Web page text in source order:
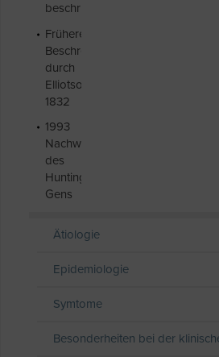
beschrieb
Frühere
Beschreibungen
durch
Elliotson
1832
1993
Nachweis
des
Huntingtin-
Gens
Ätiologie
Epidemiologie
Symtome
Besonderheiten bei der